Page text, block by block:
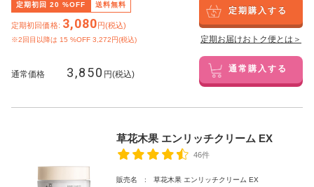
定期初回 20 %OFF 送料無料
定期初回価格: 3,080円(税込)
※2回目以降は 15 %OFF 3,272円(税込)
定期購入する
定期お届けおトク便とは＞
通常価格 3,850 円(税込) 通常購入する
草花木果 エンリッチクリーム EX
46件
販売名 : 草花木果 エンリッチクリーム EX